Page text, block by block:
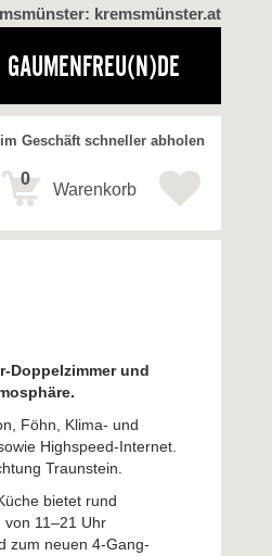
kremsmünster.at
GAUMENFREU(N)DE
Geschäft schneller abholen
Warenkorb
0
Doppelzimmer und
Föhn, Klima- und
Highspeed-Internet.
Traunstein.
bietet rund
11–21 Uhr
zum neuen 4-Gang-